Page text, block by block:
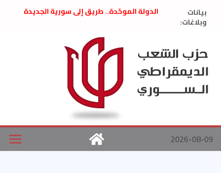
بيانات
وبلاغات:
الدولة الموحّدة.. طريق إلى سورية الجديدة
العام السابق لحزب الاتحاد الاشتراكي العربي
الديمقراطي
بلاغ صادر عن اجتماع اللجنة المركزية نيسان
2026
الحرب الأمريكية الإسرائيلية على نظام الملالي
في إيران .. بيان من حزب الشعب الديمقراطي
السوري
2026-08-09